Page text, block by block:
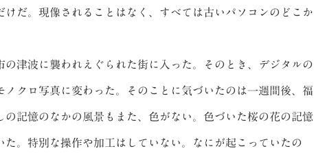
だ。現像されることはなく、すべては古いパソコンのどこか
津波に襲われえぐられた街に入った。そのとき、デジタルの
クロ写真に変わった。そのことに気づいたのは一週間後、福
記憶のなかの風景もまた、色がない。色づいた桜の花の記憶
。特別な操作や加工はしていない。なにが起こっていたの